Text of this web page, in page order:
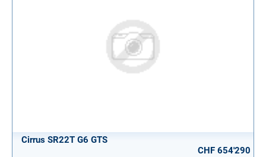
Cirrus SR22T G6 GTS
CHF 654'290